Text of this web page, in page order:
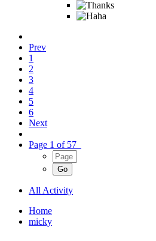
Prev
1
2
3
4
5
6
Next
Page 1 of 57
All Activity
Home
micky